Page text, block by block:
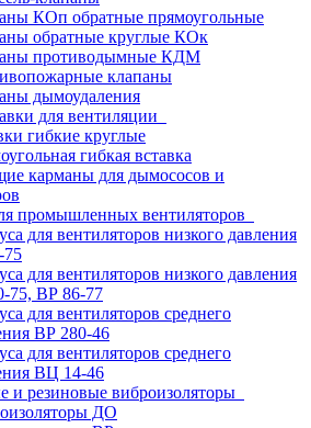
КОп обратные прямоугольные
обратные круглые КОк
противодымные КДМ
клапаны
дымоудаления
для вентиляции
гибкие круглые
гибкая вставка
карманы для дымососов и
промышленных вентиляторов
для вентиляторов низкого давления
для вентиляторов низкого давления
75, ВР 86-77
для вентиляторов среднего
ВР 280-46
для вентиляторов среднего
ВЦ 14-46
резиновые виброизоляторы
ДО